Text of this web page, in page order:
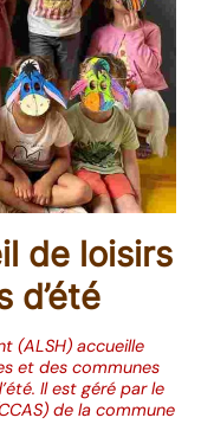
de loisirs
d’été
(ALSH) accueille
et des communes
Il est géré par le
de la commune